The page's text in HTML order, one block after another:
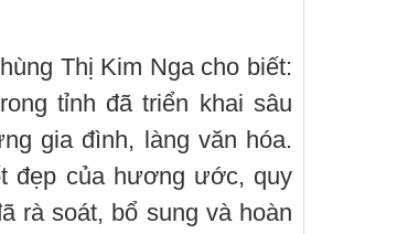
Thị Kim Nga cho biết:
tỉnh đã triển khai sâu
gia đình, làng văn hóa.
đẹp của hương ước, quy
rà soát, bổ sung và hoàn